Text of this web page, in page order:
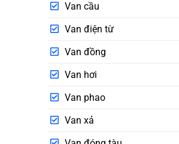
Van cầu
Van điện từ
Van đồng
Van hơi
Van phao
Van xả